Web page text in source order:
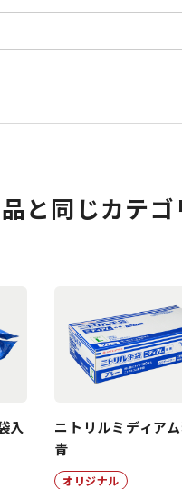
と同じカテゴ
入
ニトリルミディア
青
オリジナル